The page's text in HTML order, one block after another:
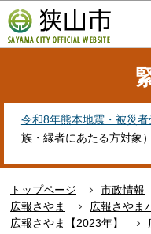
の
ペ
す
令和8年熊本地震・被災者
族・縁者にあたる方対象）
トップページ 市政情報
広報さやま
広報さやま
広報さやま【2023年】